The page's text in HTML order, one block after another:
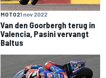
MOTO21 nov 2022
Van den Goorbergh terug in
Valencia, Pasini vervangt
Baltus